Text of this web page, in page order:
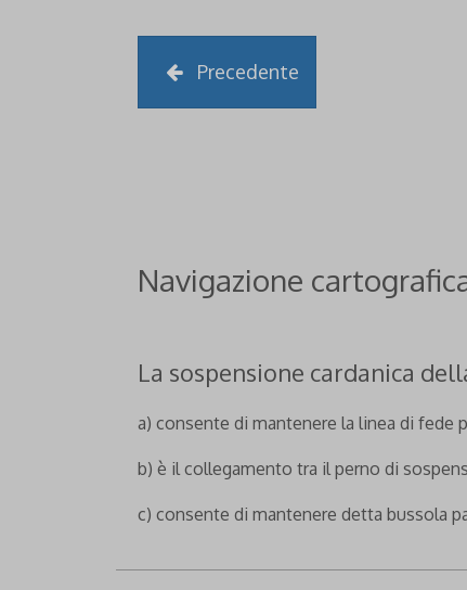
Precedente
Navigazione
La sospensione cardanica
a) consente di mantenere la linea di fede
b) è il collegamento tra il perno di
c) consente di mantenere detta bussola